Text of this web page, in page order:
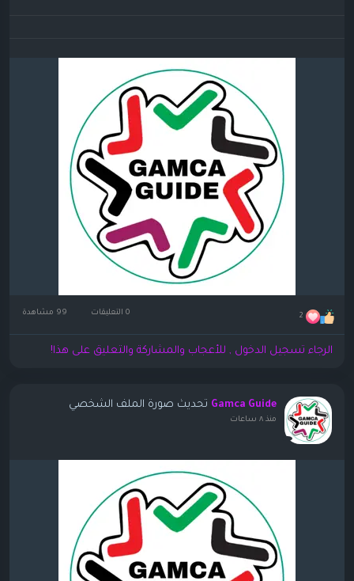
2 0 التعليقات
الرجاء تسجيل الدخول , للأعجاب والمشاركة والتعليق على هذا!
Gamca Guide تحديث صورة الملف الشخصي
منذ ٨ ساعات